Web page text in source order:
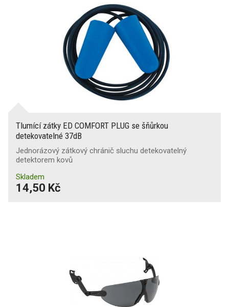
Tlumící zátky ED COMFORT PLUG se šňůrkou
detekovatelné 37dB
Jednorázový zátkový chránič sluchu detekovatelný
detektorem kovů
Skladem
14,50 Kč